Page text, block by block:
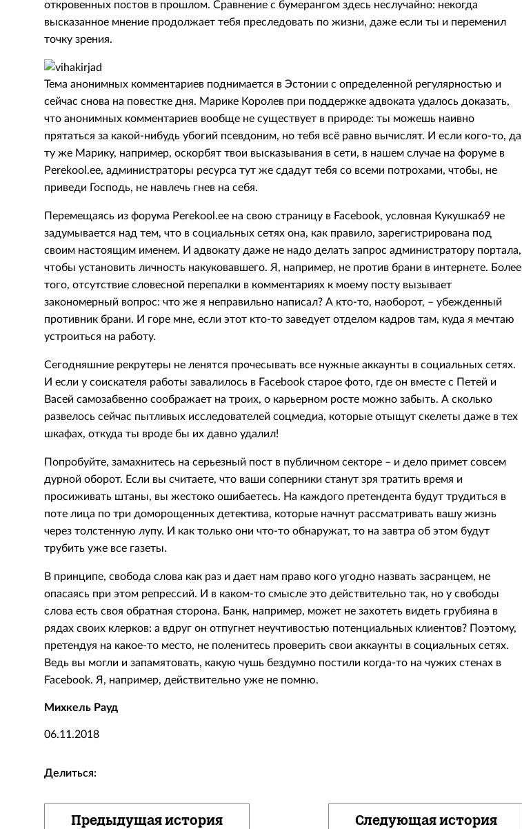
откровенных постов в прошлом. Сравнение с бумерангом здесь неслучайно: некогда
высказанное мнение продолжает тебя преследовать по жизни, даже если ты и переменил
точку зрения.
Тема анонимных комментариев поднимается в Эстонии с определенной регулярностью и
сейчас снова на повестке дня. Марике Королев при поддержке адвоката удалось доказать,
что анонимных комментариев вообще не существует в природе: ты можешь наивно
прятаться за какой-нибудь убогий псевдоним, но тебя всё равно вычислят. И если кого-то, да
ту же Марику, например, оскорбят твои высказывания в сети, в нашем случае на форуме в
Perekool.ee, администраторы ресурса тут же сдадут тебя со всеми потрохами, чтобы, не
приведи Господь, не навлечь гнев на себя.
Перемещаясь из форума Perekool.ee на свою страницу в Facebook, условная Кукушка69 не
задумывается над тем, что в социальных сетях она, как правило, зарегистрирована под
своим настоящим именем. И адвокату даже не надо делать запрос администратору портала,
чтобы установить личность накуковавшего. Я, например, не против брани в интернете. Более
того, отсутствие словесной перепалки в комментариях к моему посту вызывает
закономерный вопрос: что же я неправильно написал? А кто-то, наоборот, – убежденный
противник брани. И горе мне, если этот кто-то заведует отделом кадров там, куда я мечтаю
устроиться на работу.
Сегодняшние рекрутеры не ленятся прочесывать все нужные аккаунты в социальных сетях.
И если у соискателя работы завалилось в Facebook старое фото, где он вместе с Петей и
Васей самозабвенно соображает на троих, о карьерном росте можно забыть. А сколько
развелось сейчас пытливых исследователей соцмедиа, которые отыщут скелеты даже в тех
шкафах, откуда ты вроде бы их давно удалил!
Попробуйте, замахнитесь на серьезный пост в публичном секторе – и дело примет совсем
дурной оборот. Если вы считаете, что ваши соперники станут зря тратить время и
просиживать штаны, вы жестоко ошибаетесь. На каждого претендента будут трудиться в
поте лица по три доморощенных детектива, которые начнут рассматривать вашу жизнь
через толстенную лупу. И как только они что-то обнаружат, то на завтра об этом будут
трубить уже все газеты.
В принципе, свобода слова как раз и дает нам право кого угодно назвать засранцем, не
опасаясь при этом репрессий. И в каком-то смысле это действительно так, но у свободы
слова есть своя обратная сторона. Банк, например, может не захотеть видеть грубияна в
рядах своих клерков: а вдруг он отпугнет неучтивостью потенциальных клиентов? Поэтому,
претендуя на какое-то место, не поленитесь проверить свои аккаунты в социальных сетях.
Ведь вы могли и запамятовать, какую чушь бездумно постили когда-то на чужих стенах в
Facebook. Я, например, действительно уже не помню.
Михкель Рауд
06.11.2018
Делиться:
Предыдущая история Следующая история